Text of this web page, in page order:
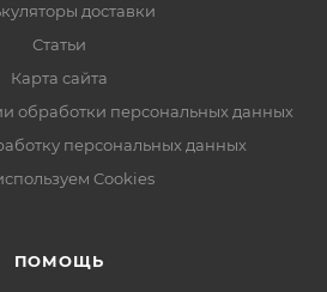
доставки
Статьи
Карта сайта
обработки персональных данных
персональных данных
Cookies
ПОМОЩЬ